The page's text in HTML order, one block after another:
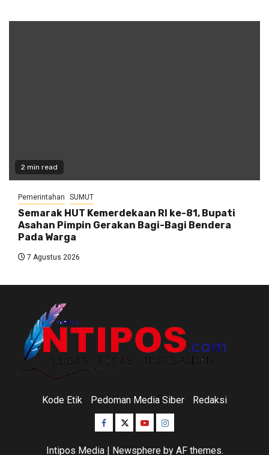
2 min read
Pemerintahan SUMUT
Semarak HUT Kemerdekaan RI ke-81, Bupati
Asahan Pimpin Gerakan Bagi-Bagi Bendera
Pada Warga
7 Agustus 2026
Kode Etik Pedoman Media Siber Redaksi
Facebook
TwitterYoutubeInstagram
Intipos Media Newsphereby AF themes.